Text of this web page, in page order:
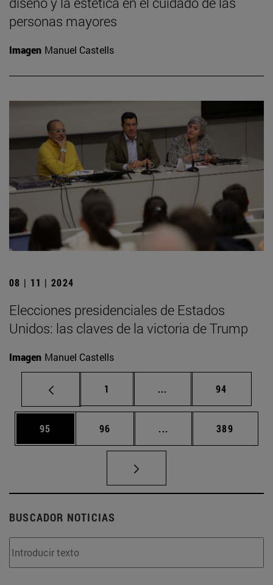
personas mayores
Imagen Manuel Castells
08 | 11 | 2024
Elecciones presidenciales de Estados
Unidos: las claves de la victoria de Trump
Imagen Manuel Castells
Página
1 ... Páginas intermedias
Página
94
Página
95 Página
96 ... Páginas intermedias
Página
389
BUSCADOR NOTICIAS